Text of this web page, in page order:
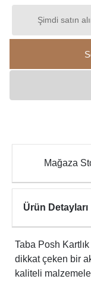
Şimdi satın
Mağaza
Ürün Detayları
Taba Posh
dikkat çeken bir
kaliteli